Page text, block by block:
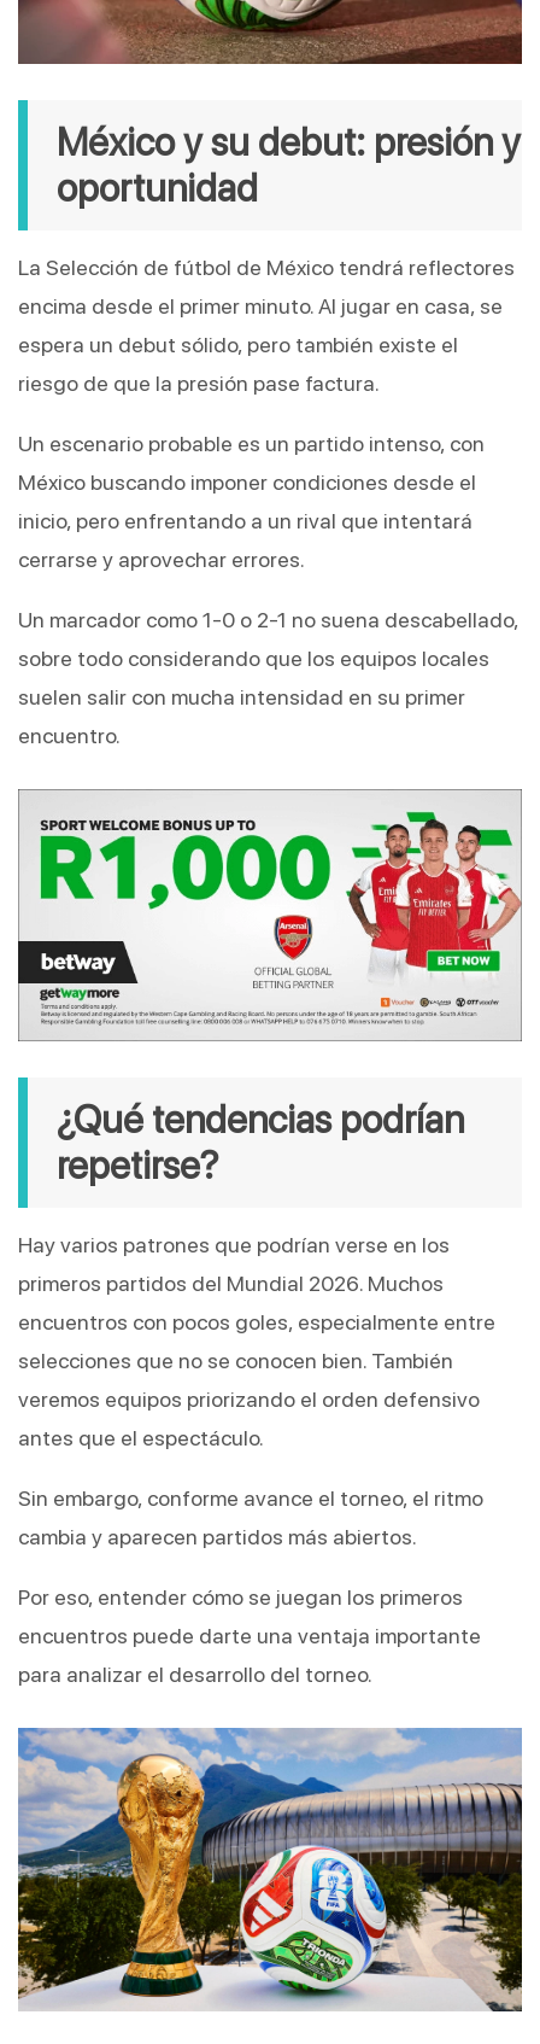
México y su debut: presión y
oportunidad
La Selección de fútbol de México tendrá reflectores
encima desde el primer minuto. Al jugar en casa, se
espera un debut sólido, pero también existe el
riesgo de que la presión pase factura.
Un escenario probable es un partido intenso, con
México buscando imponer condiciones desde el
inicio, pero enfrentando a un rival que intentará
cerrarse y aprovechar errores.
Un marcador como 1-0 o 2-1 no suena descabellado,
sobre todo considerando que los equipos locales
suelen salir con mucha intensidad en su primer
encuentro.
¿Qué tendencias podrían
repetirse?
Hay varios patrones que podrían verse en los
primeros partidos del Mundial 2026. Muchos
encuentros con pocos goles, especialmente entre
selecciones que no se conocen bien. También
veremos equipos priorizando el orden defensivo
antes que el espectáculo.
Sin embargo, conforme avance el torneo, el ritmo
cambia y aparecen partidos más abiertos.
Por eso, entender cómo se juegan los primeros
encuentros puede darte una ventaja importante
para analizar el desarrollo del torneo.